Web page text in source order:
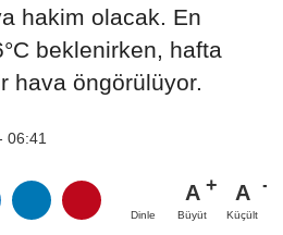
hakim olacak. En
beklenirken, hafta
hava öngörülüyor.
06:41
Dinle
A
Büyüt
A
Küçült